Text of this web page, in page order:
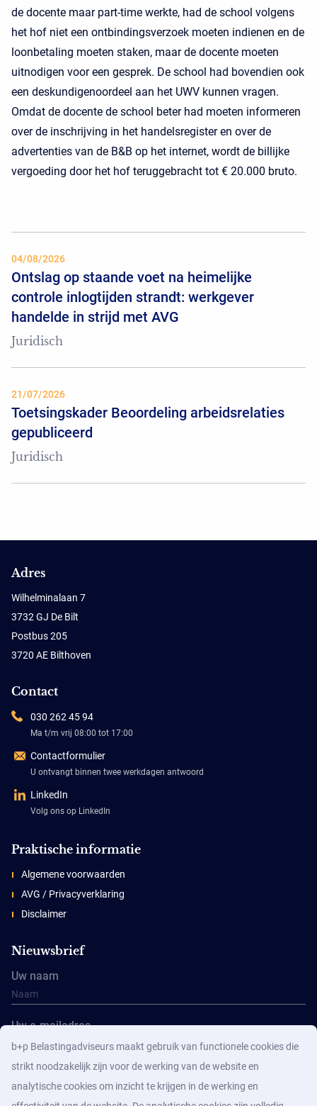
de docente maar part-time werkte, had de school volgens
het hof niet een ontbindingsverzoek moeten indienen en de
loonbetaling moeten staken, maar de docente moeten
uitnodigen voor een gesprek. De school had bovendien ook
een deskundigenoordeel aan het UWV kunnen vragen.
Omdat de docente de school beter had moeten informeren
over de inschrijving in het handelsregister en over de
advertenties van de B&B op het internet, wordt de billijke
vergoeding door het hof teruggebracht tot € 20.000 bruto.
04/08/2026
Ontslag op staande voet na heimelijke
controle inlogtijden strandt: werkgever
handelde in strijd met AVG
Juridisch
21/07/2026
Toetsingskader Beoordeling arbeidsrelaties
gepubliceerd
Juridisch
Adres
Wilhelminalaan 7
3732 GJ De Bilt
Postbus 205
3720 AE Bilthoven
Contact
030 262 45 94
Ma t/m vrij 08:00 tot 17:00
Contactformulier
U ontvangt binnen twee werkdagen antwoord
LinkedIn
Volg ons op LinkedIn
Praktische informatie
Algemene voorwaarden
AVG / Privacyverklaring
Disclaimer
Nieuwsbrief
Uw naam
Uw e-mailadres
b+p Belastingadviseurs maakt gebruik van functionele cookies die
strikt noodzakelijk zijn voor de werking van de website en
analytische cookies om inzicht te krijgen in de werking en